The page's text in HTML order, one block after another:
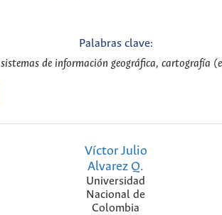
Palabras clave:
sistemas de información geográfica, cartografía
Víctor Julio
Alvarez Q.
Universidad
Nacional de
Colombia